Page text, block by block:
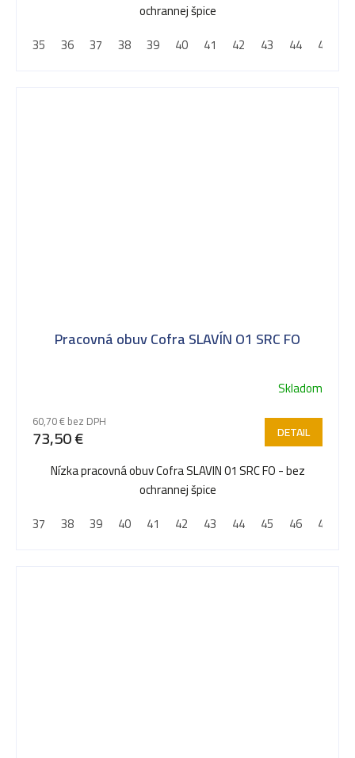
ochrannej špice
35
36 37 38 39 40 41 42 43 44 45
Pracovná obuv Cofra SLAVÍN O1 SRC FO
Skladom
60,70 € bez DPH
73,50 € DETAIL
Nízka pracovná obuv Cofra SLAVIN 01 SRC FO - bez
ochrannej špice
37
38 39 40 41 42 43 44 45 46 47